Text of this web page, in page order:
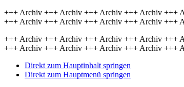
+++ Archiv +++ Archiv +++ Archiv +++ Archiv +++
+++ Archiv +++ Archiv +++ Archiv +++ Archiv +++
+++ Archiv +++ Archiv +++ Archiv +++ Archiv +++
+++ Archiv +++ Archiv +++ Archiv +++ Archiv +++
Direkt zum Hauptinhalt springen
Direkt zum Hauptmenü springen